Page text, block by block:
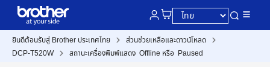
ยินดีต้อนรับสู่ Brother ประเทศไทย
ส่วนช่วยเหลือและดาวน์โหลด
DCP-T520W
สถานะเครื่องพิมพ์แสดง Offline หรือ Paused